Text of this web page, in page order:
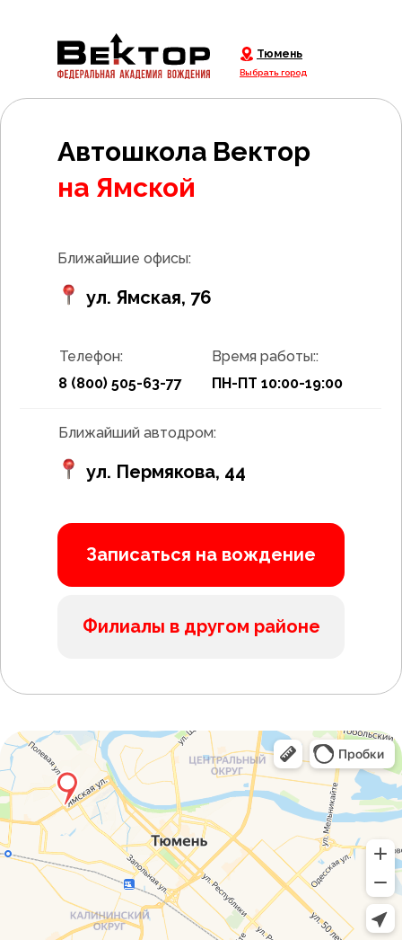
Тюмень
Выбрать город
Автошкола Вектор
на Ямской
Ближайшие офисы:
ул. Ямская, 76
8 (800) 505-63-77
Телефон:
ПН-ПТ 10:00-19:00
Время работы::
Записаться на вождение
Филиалы в другом районе
ул. Пермякова, 44
Ближайший автодром:
Написать в Telegram
Оставь заявку и получи
права в короткие сроки
Нажимая кнопку "Записаться" вы даете согласие на
обработку персональных данных
Записаться